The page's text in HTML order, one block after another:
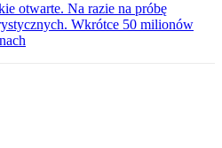
otwarte. Na razie na próbę
Wkrótce 50 milionów